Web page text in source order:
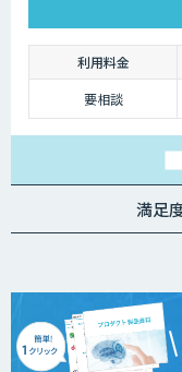
利用料金
要相談
満足